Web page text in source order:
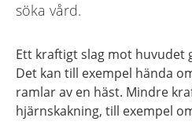
söka vård.
Ett kraftigt slag mot huvudet
Det kan till exempel hända
ramlar av en häst. Mindre
hjärnskakning, till exempel